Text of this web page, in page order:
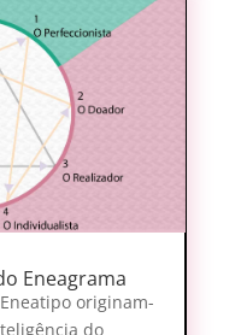
Eneagrama
originam-
do